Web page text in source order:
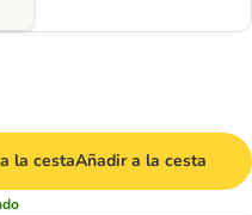
la cestaAñadir a la cesta